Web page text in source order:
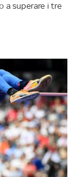
a superare i tre